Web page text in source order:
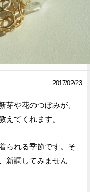
Twitter
シ
ェ
ア
す
2017/02/23
芽や花のつぼみが、
えてくれます。
られる季節です。そ
新調してみません